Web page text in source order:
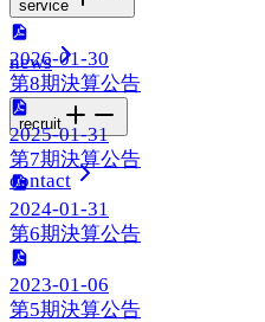
service
news
recruit
contact
2026-01-30
第8期決算公告
2025-01-31
第7期決算公告
2024-01-31
第6期決算公告
2023-01-06
第5期決算公告